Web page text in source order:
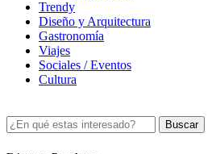
Trendy
Diseño y Arquitectura
Gastronomía
Viajes
Sociales / Eventos
Cultura
Buscar